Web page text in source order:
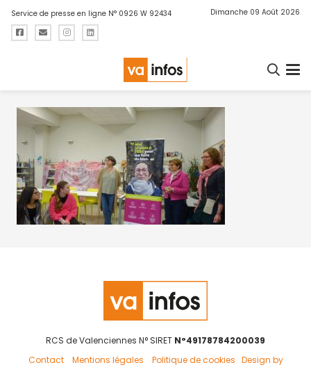
Service de presse en ligne N° 0926 W 92434 Dimanche 09 Août 2026
RCS de Valenciennes N° SIRET N°49178784200039
Contact
Mentions légales Politique de cookies Design by